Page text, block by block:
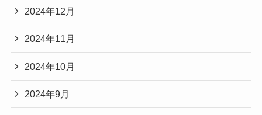
2024年12月
2024年11月
2024年10月
2024年9月